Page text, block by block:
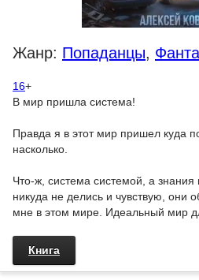
Жанр: Попаданцы,
16+
В мир пришла система!
Правда я в этот мир пришел куда
насколько.
Что-ж, система системой, а
никуда не делись и чувствую, они
мне в этом мире. Идеальный мир
Книга